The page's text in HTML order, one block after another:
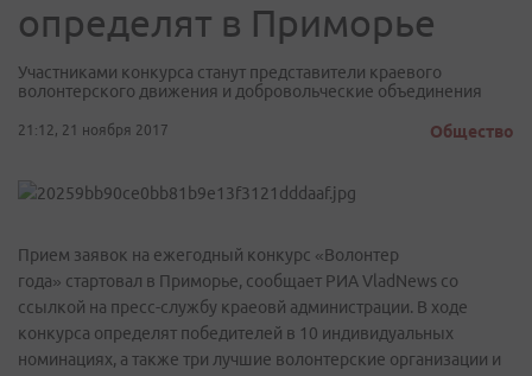
определят в Приморье
Участниками конкурса станут представители краевого
волонтерского движения и добровольческие объединения
21:12, 21 ноября 2017 Общество
Прием заявок на ежегодный конкурс «Волонтер
года» стартовал в Приморье, сообщает РИА VladNews со
ссылкой на пресс-службу краеовй администрации. В ходе
конкурса определят победителей в 10 индивидуальных
номинациях, а также три лучшие волонтерские организации и